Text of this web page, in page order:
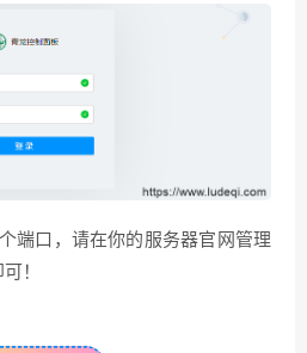
端口，请在你的服务器官网管理
！